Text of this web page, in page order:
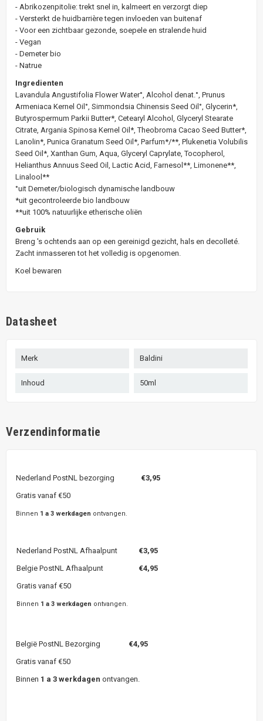
- Abrikozenpitolie: trekt snel in, kalmeert en verzorgt diep
- Versterkt de huidbarrière tegen invloeden van buitenaf
- Voor een zichtbaar gezonde, soepele en stralende huid
- Vegan
- Demeter bio
- Natrue
Ingredienten
Lavandula Angustifolia Flower Water°, Alcohol denat.°, Prunus
Armeniaca Kernel Oil°, Simmondsia Chinensis Seed Oil°, Glycerin*,
Butyrospermum Parkii Butter*, Cetearyl Alcohol, Glyceryl Stearate
Citrate, Argania Spinosa Kernel Oil*, Theobroma Cacao Seed Butter*,
Lanolin*, Punica Granatum Seed Oil*, Parfum*/**, Plukenetia Volubilis
Seed Oil*, Xanthan Gum, Aqua, Glyceryl Caprylate, Tocopherol,
Helianthus Annuus Seed Oil, Lactic Acid, Farnesol**, Limonene**,
Linalool**
°uit Demeter/biologisch dynamische landbouw
*uit gecontroleerde bio landbouw
**uit 100% natuurlijke etherische oliën
Gebruik
Breng 's ochtends aan op een gereinigd gezicht, hals en decolleté.
Zacht inmasseren tot het volledig is opgenomen.
Koel bewaren
Datasheet
Merk Baldini
Inhoud 50ml
Verzendinformatie
Nederland PostNL bezorging €3,95
Gratis vanaf €50
Binnen 1 a 3 werkdagen ontvangen.
Nederland PostNL Afhaalpunt €3,95
Belgie PostNL Afhaalpunt
€4,95
Gratis vanaf €50
Binnen 1 a 3 werkdagen ontvangen.
België PostNL Bezorging €4,95
Gratis vanaf €50
Binnen 1 a 3 werkdagen ontvangen.